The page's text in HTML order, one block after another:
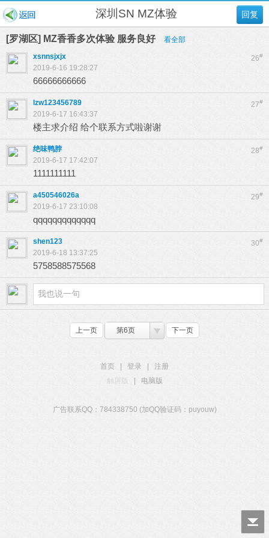
回复
深圳SN MZ体验
[罗湖区] MZ香香多次体验 服务良好 看全部
26#
xsnnsjxjx
2019-6-16 19:28:27
66666666666
27#
lzw123456789
2019-6-17 16:43:37
楼主求介绍 给个联系方式啦谢谢
28#
绝味鸭脖
2019-6-17 17:42:07
1111111111
29#
a450546026a
2019-6-17 23:10:08
qqqqqqqqqqqqq
30#
shen123
2019-6-18 13:37:25
5758588575568
上一页 第6页 下一页
首页 登录
注册
触屏版
电脑版
广告联系QQ：784338750 (加QQ验证码：puyouw)